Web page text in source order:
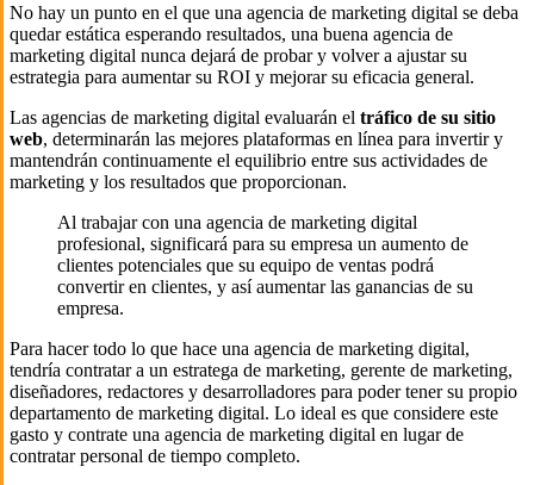
No hay un punto en el que una agencia de marketing digital se deba
quedar estática esperando resultados, una buena agencia de
marketing digital nunca dejará de probar y volver a ajustar su
estrategia para aumentar su ROI y mejorar su eficacia general.
Las agencias de marketing digital evaluarán el tráfico de su sitio
web, determinarán las mejores plataformas en línea para invertir y
mantendrán continuamente el equilibrio entre sus actividades de
marketing y los resultados que proporcionan.
Al trabajar con una agencia de marketing digital
profesional, significará para su empresa un aumento de
clientes potenciales que su equipo de ventas podrá
convertir en clientes, y así aumentar las ganancias de su
empresa.
Para hacer todo lo que hace una agencia de marketing digital,
tendría contratar a un estratega de marketing, gerente de marketing,
diseñadores, redactores y desarrolladores para poder tener su propio
departamento de marketing digital. Lo ideal es que considere este
gasto y contrate una agencia de marketing digital en lugar de
contratar personal de tiempo completo.